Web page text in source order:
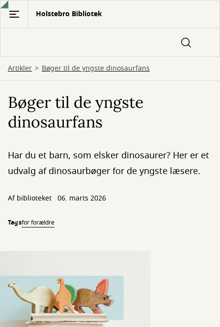
Gå
hovedindhold
Holstebro Bibliotek
Artikler Bøger til de yngste dinosaurfans
Bøger til de yngste
dinosaurfans
Har du et barn, som elsker dinosaurer? Her er et
udvalg af dinosaurbøger for de yngste læsere.
Af biblioteket 06. marts 2026
Tagsfor forældre